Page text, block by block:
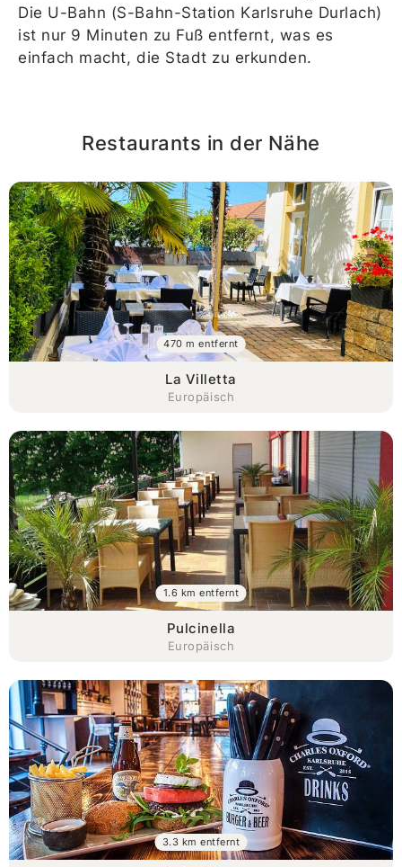
Die U-Bahn (S-Bahn-Station Karlsruhe Durlach)
ist nur 9 Minuten zu Fuß entfernt, was es
einfach macht, die Stadt zu erkunden.
Restaurants in der Nähe
La Villetta
Europäisch
470 m entfernt
Pulcinella
Europäisch
1.6 km entfernt
3.3 km entfernt